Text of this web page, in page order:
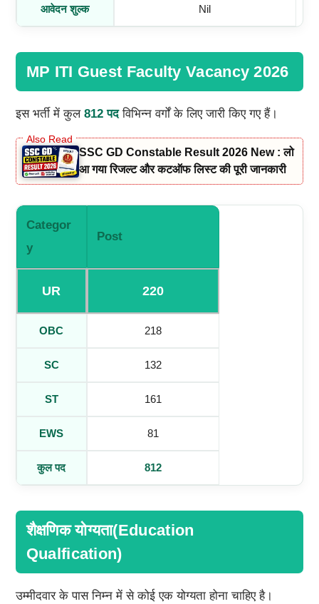
आवेदन शुल्क Nil
MP ITI Guest Faculty Vacancy 2026
इस भर्ती में कुल 812 पदविभिन्न वर्गों के लिए जारी किए गए हैं।
SSC GD Constable Result 2026 New : लो
आ गया रिजल्ट और कटऑफ लिस्ट की पूरी जानकारी
Categor
Y
Post
UR 220
OBC 218
SC 132
ST 161
EWS 81
कुल पद 812
शैक्षणिक योग्यता(Education
Qualfication)
उम्मीदवार के पास निम्न में से कोई एक योग्यता होना चाहिए है।